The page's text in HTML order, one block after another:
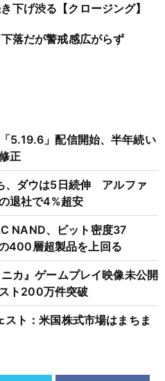
下げ渋る【クロージング】
落だが警戒感広がらず
5.19.6」配信開始、半年続い
正
、ダウは5日続伸 アルファ
退社で4%超安
NAND、ビット密度37
400層超製品を上回る
カ』ゲームプレイ映像未公開
ト200万件突破
ト：米国株式市場はまちま